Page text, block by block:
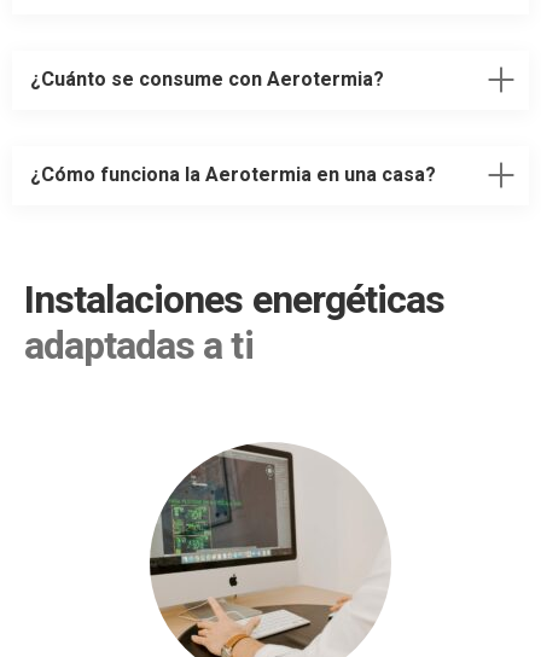
¿Cuánto se consume con Aerotermia?
¿Cómo funciona la Aerotermia en una casa?
Instalaciones energéticas
adaptadas a ti